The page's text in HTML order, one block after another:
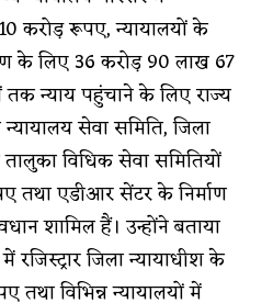
करोड़ रूपए, न्यायालयों के
के लिए 36 करोड़ 90 लाख 67
न्याय पहुंचाने के लिए राज्य
सेवा समिति, जिला
विधिक सेवा समितियों
तथा एडीआर सेंटर के निर्माण
शामिल हैं। उन्होंने बताया
जिला न्यायाधीश के
विभिन्न न्यायालयों में